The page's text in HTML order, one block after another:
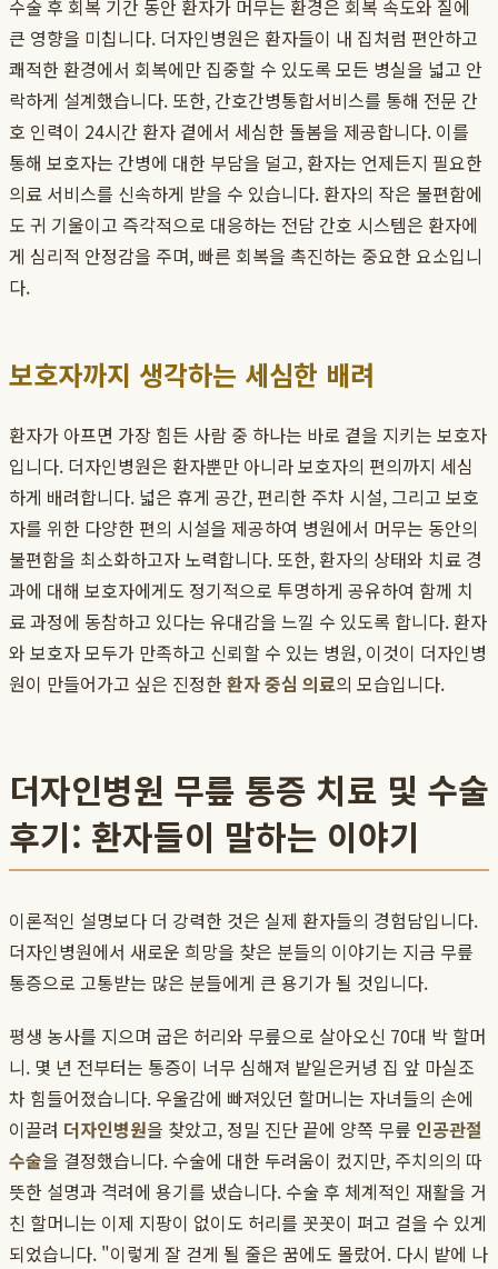
수술 후 회복 기간 동안 환자가 머무는 환경은 회복 속도와 질에
큰 영향을 미칩니다. 더자인병원은 환자들이 내 집처럼 편안하고
쾌적한 환경에서 회복에만 집중할 수 있도록 모든 병실을 넓고 안
락하게 설계했습니다. 또한, 간호간병통합서비스를 통해 전문 간
호 인력이 24시간 환자 곁에서 세심한 돌봄을 제공합니다. 이를
통해 보호자는 간병에 대한 부담을 덜고, 환자는 언제든지 필요한
의료 서비스를 신속하게 받을 수 있습니다. 환자의 작은 불편함에
도 귀 기울이고 즉각적으로 대응하는 전담 간호 시스템은 환자에
게 심리적 안정감을 주며, 빠른 회복을 촉진하는 중요한 요소입니
다.
보호자까지 생각하는 세심한 배려
환자가 아프면 가장 힘든 사람 중 하나는 바로 곁을 지키는 보호자
입니다. 더자인병원은 환자뿐만 아니라 보호자의 편의까지 세심
하게 배려합니다. 넓은 휴게 공간, 편리한 주차 시설, 그리고 보호
자를 위한 다양한 편의 시설을 제공하여 병원에서 머무는 동안의
불편함을 최소화하고자 노력합니다. 또한, 환자의 상태와 치료 경
과에 대해 보호자에게도 정기적으로 투명하게 공유하여 함께 치
료 과정에 동참하고 있다는 유대감을 느낄 수 있도록 합니다. 환자
와 보호자 모두가 만족하고 신뢰할 수 있는 병원, 이것이 더자인병
원이 만들어가고 싶은 진정한환자 중심 의료의 모습입니다.
더자인병원 무릎 통증 치료 및 수술
후기: 환자들이 말하는 이야기
이론적인 설명보다 더 강력한 것은 실제 환자들의 경험담입니다.
더자인병원에서 새로운 희망을 찾은 분들의 이야기는 지금 무릎
통증으로 고통받는 많은 분들에게 큰 용기가 될 것입니다.
평생 농사를 지으며 굽은 허리와 무릎으로 살아오신 70대 박 할머
니. 몇 년 전부터는 통증이 너무 심해져 밭일은커녕 집 앞 마실조
차 힘들어졌습니다. 우울감에 빠져있던 할머니는 자녀들의 손에
이끌려 더자인병원을 찾았고, 정밀 진단 끝에 양쪽 무릎 인공관절
수술을 결정했습니다. 수술에 대한 두려움이 컸지만, 주치의의 따
뜻한 설명과 격려에 용기를 냈습니다. 수술 후 체계적인 재활을 거
친 할머니는 이제 지팡이 없이도 허리를 꼿꼿이 펴고 걸을 수 있게
되었습니다. "이렇게 잘 걷게 될 줄은 꿈에도 몰랐어. 다시 밭에 나